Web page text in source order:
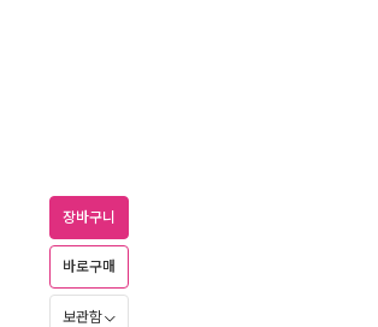
장바구니
바로구매
보관함